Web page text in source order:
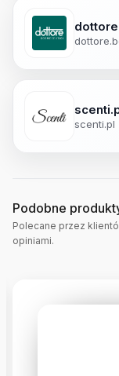
scenti.pl
Podobne
Polecane przez
opiniami.